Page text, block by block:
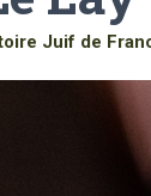
Juif de